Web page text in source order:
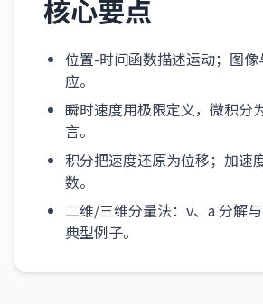
核心要点
位置-时间函数描述运动；图
应。
瞬时速度用极限定义，微积分
言。
积分把速度还原为位移；加速
数。
二维/三维分量法：v、a 分解
典型例子。